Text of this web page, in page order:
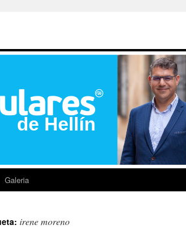
Galeria
irene moreno